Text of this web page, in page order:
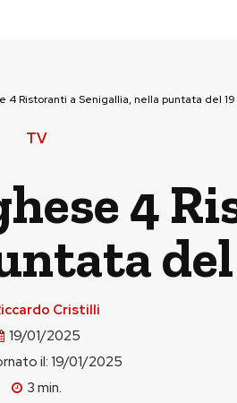
4 Ristoranti a Senigallia, nella puntata del
TV
4
Cristilli
19/01/2025
il:19/01/2025
3 min.